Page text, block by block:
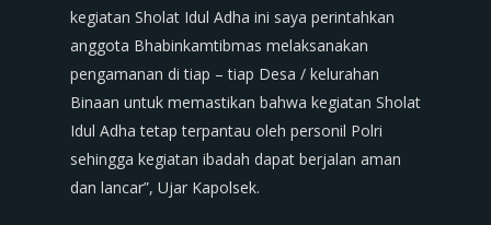
kegiatan Sholat Idul Adha ini saya perintahkan
anggota Bhabinkamtibmas melaksanakan
pengamanan di tiap – tiap Desa / kelurahan
Binaan untuk memastikan bahwa kegiatan Sholat
Idul Adha tetap terpantau oleh personil Polri
sehingga kegiatan ibadah dapat berjalan aman
dan lancar”, Ujar Kapolsek.